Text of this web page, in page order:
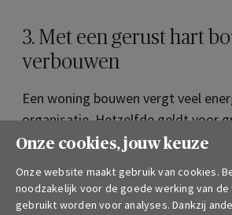
3. Met een gerust hart
verbouwen
Een woning bouwen vergt veel
organisatie. Hetzelfde geldt voor
renovatiewerken waarbij een
Natuurlijk kan je rekenen op de
Onze cookies, jouw keuze
Onze website maakt gebruik van cookies.
noodzakelijk voor de goede werking van
gebruikt worden voor analyses. Dankzij